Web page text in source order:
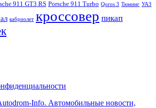
911 GT3 RS Porsche 911 Turbo Qoros 3 Тюнинг УАЗ
кабриолет кроссовер пикап
Info. Автомобильные новости,